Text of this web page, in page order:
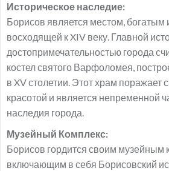
Историческое наследие:
Борисов является местом, богатым
восходящей к XIV веку. Главной
достопримечательностью города
костел святого Варфоломея,
в XV столетии. Этот храм поражает
красотой и является непременной
наследия города.
Музейный Комплекс:
Борисов гордится своим музейным
включающим в себя Борисовский